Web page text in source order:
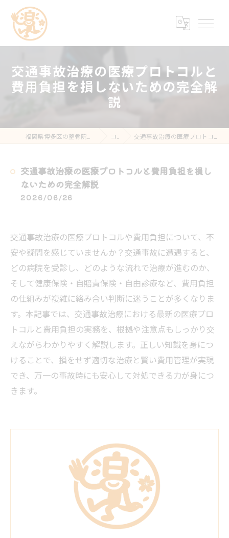
交通事故治療の医療プロトコルと
費用負担を損しないための完全解
説
コラム 交通事故治療の医療プロトコルと費用負担を損しないための完全解説
交通事故治療の医療プロトコルと費用負担を損し
ないための完全解説
2026/06/26
交通事故治療の医療プロトコルや費用負担について、不
安や疑問を感じていませんか？交通事故に遭遇すると、
どの病院を受診し、どのような流れで治療が進むのか、
そして健康保険・自賠責保険・自由診療など、費用負担
の仕組みが複雑に絡み合い判断に迷うことが多くなりま
す。本記事では、交通事故治療における最新の医療プロ
トコルと費用負担の実務を、根拠や注意点もしっかり交
えながらわかりやすく解説します。正しい知識を身につ
けることで、損をせず適切な治療と賢い費用管理が実現
でき、万一の事故時にも安心して対処できる力が身につ
きます。